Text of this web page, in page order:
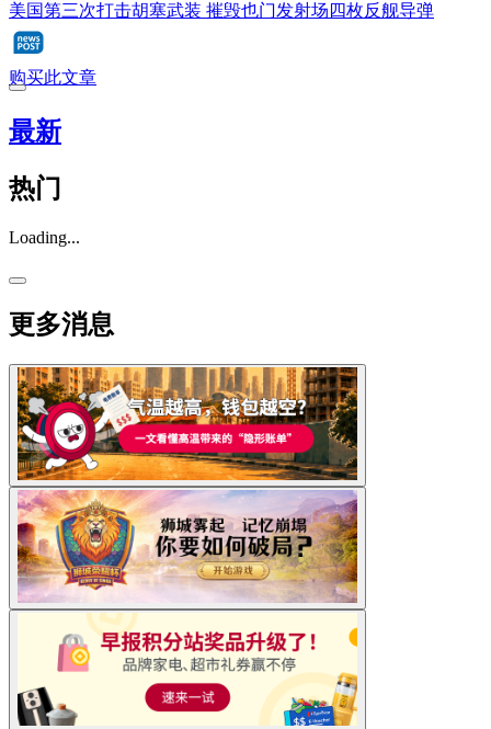
美国第三次打击胡塞武装 摧毁也门发射场四枚反舰导弹
购买此文章
最新
热门
Loading...
更多消息